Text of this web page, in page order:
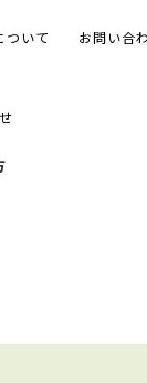
ついて お問い合